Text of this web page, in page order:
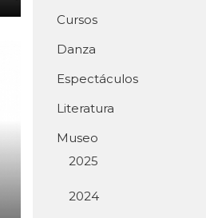
Cursos
Danza
Espectáculos
Literatura
Museo
2025
2024